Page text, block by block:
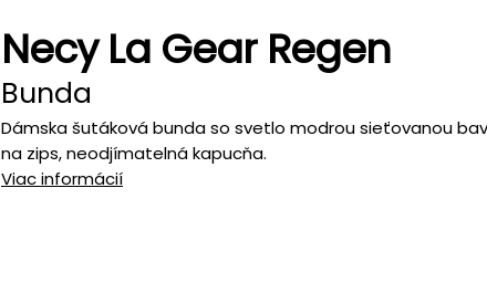
Necy La Gear Regen
Bunda
Dámska šutáková bunda so svetlo modrou sieťovanou
na zips, neodjímatelná kapucňa.
Viac informácií